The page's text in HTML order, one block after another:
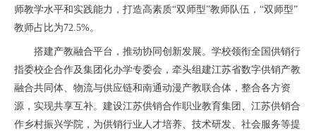
师教学水平和实践能力，打造高素质“双师型”教师队伍，“双师型”
教师占比为72.5%。
搭建产教融合平台，推动协同创新发展。学校领衔全国供销行
指委校企合作及集团化办学专委会，牵头组建江苏省数字供销产教
融合共同体、物流与供应链和南通动漫产教联合体，整合各方资
源，实现共享互补。建设江苏供销合作职业教育集团、江苏供销合
作乡村振兴学院，为供销行业人才培养、技术研发、社会服务等提